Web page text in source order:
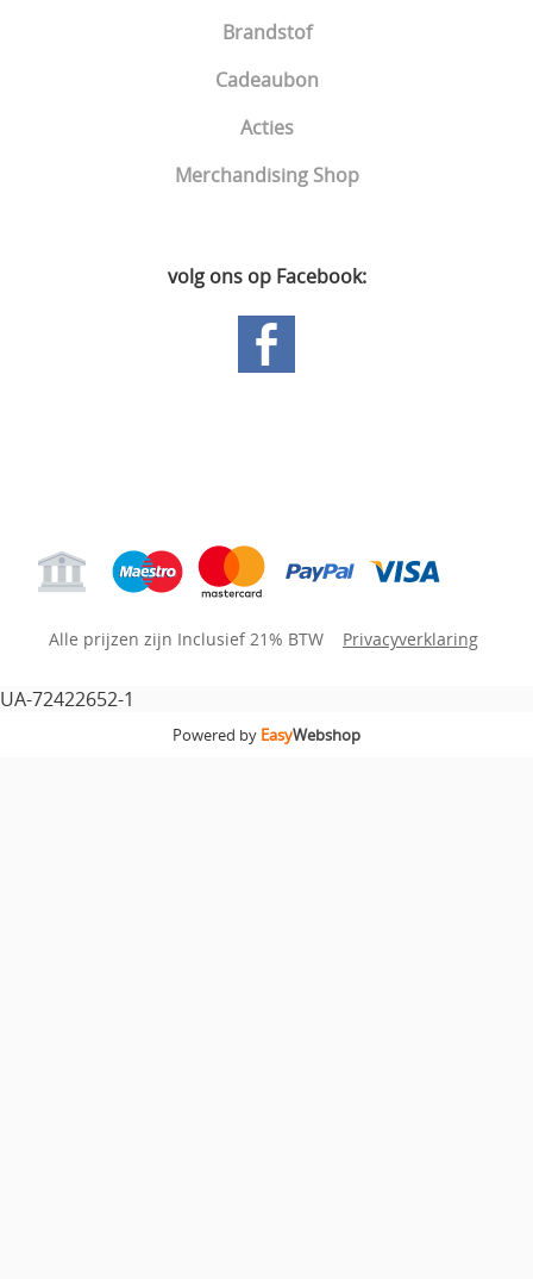
Brandstof
Cadeaubon
Acties
Merchandising Shop
volg ons op Facebook:
Alle prijzen zijn Inclusief 21% BTW Privacyverklaring
UA-72422652-1
Powered by EasyWebshop